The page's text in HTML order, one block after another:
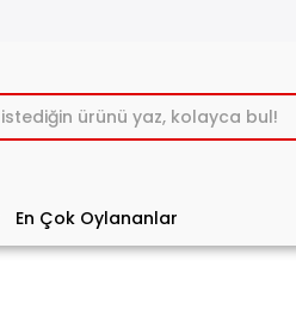
En Çok Oylananlar